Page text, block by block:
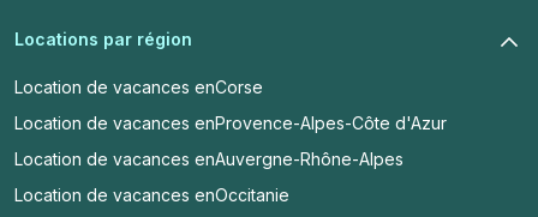
Locations par région
Location de vacances enCorse
Location de vacances enProvence-Alpes-Côte d'Azur
Location de vacances enAuvergne-Rhône-Alpes
Location de vacances enOccitanie